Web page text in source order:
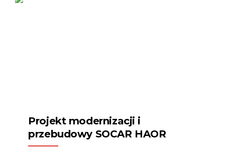
Projekt modernizacji i
przebudowy SOCAR HAOR